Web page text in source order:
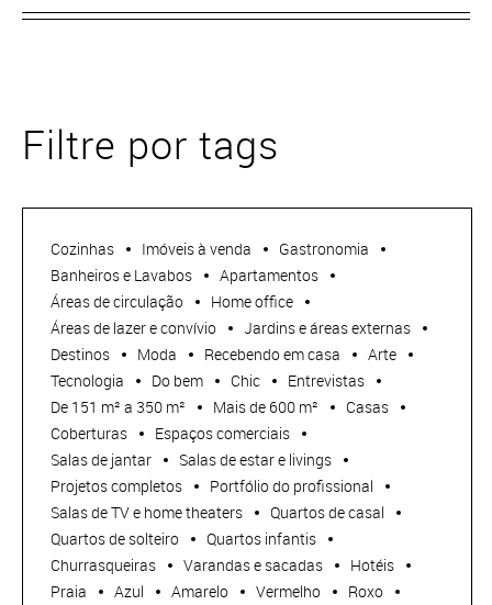
Filtre por tags
Cozinhas Imóveis à venda
Gastronomia
Banheiros e Lavabos
Apartamentos
Áreas de circulação
Home office
Áreas de lazer e convívio
Jardins e áreas externas
Destinos
Moda Recebendo em casa
Arte
Tecnologia
Do bem Chic
Entrevistas
De 151 m² a 350 m²
Mais de 600 m²
Casas
Coberturas
Espaços comerciais
Salas de jantar
Salas de estar e livings
Projetos completos
Portfólio do profissional
Salas de TV e home theaters
Quartos de casal
Quartos de solteiro
Quartos infantis
Churrasqueiras
Varandas e sacadas
Hotéis
Praia
Azul Amarelo Vermelho
Roxo